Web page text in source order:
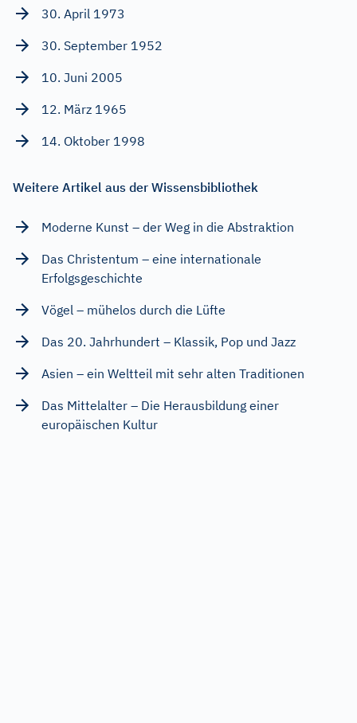
30. April 1973
30. September 1952
10. Juni 2005
12. März 1965
14. Oktober 1998
Weitere Artikel aus der Wissensbibliothek
Moderne Kunst – der Weg in die Abstraktion
Das Christentum – eine internationale
Erfolgsgeschichte
Vögel – mühelos durch die Lüfte
Das 20. Jahrhundert – Klassik, Pop und Jazz
Asien – ein Weltteil mit sehr alten Traditionen
Das Mittelalter – Die Herausbildung einer
europäischen Kultur